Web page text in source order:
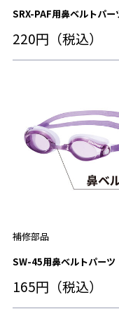
SRX-PAF用鼻ベルトパー
220円（税込）
補修部品
SW-45用鼻ベルトパーツ
165円（税込）